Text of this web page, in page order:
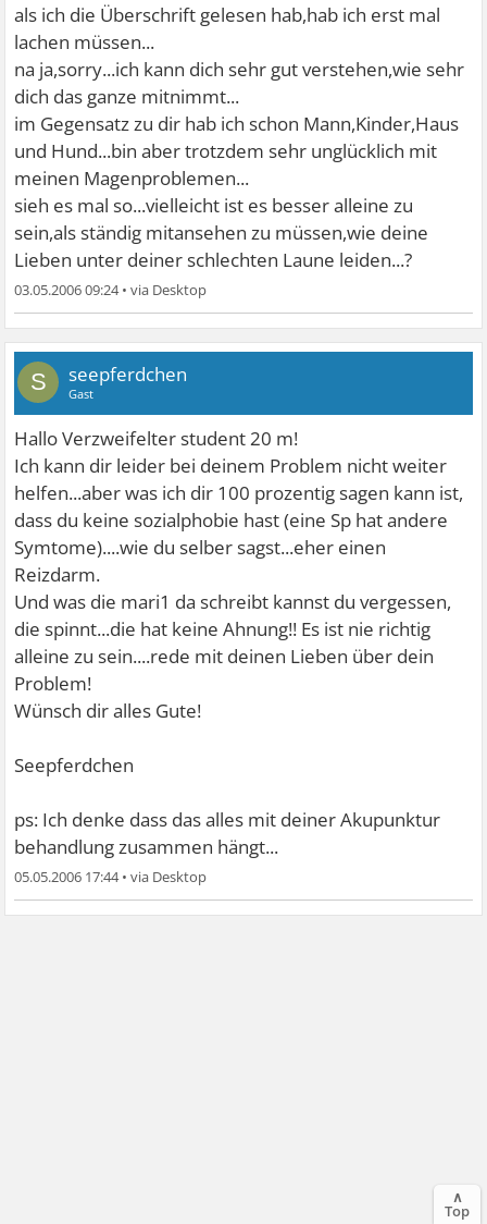
als ich die Überschrift gelesen hab,hab ich erst mal
lachen müssen...
na ja,sorry...ich kann dich sehr gut verstehen,wie sehr
dich das ganze mitnimmt...
im Gegensatz zu dir hab ich schon Mann,Kinder,Haus
und Hund...bin aber trotzdem sehr unglücklich mit
meinen Magenproblemen...
sieh es mal so...vielleicht ist es besser alleine zu
sein,als ständig mitansehen zu müssen,wie deine
Lieben unter deiner schlechten Laune leiden...?
03.05.2006 09:24•
S seepferdchen
Gast
Hallo Verzweifelter student 20 m!
Ich kann dir leider bei deinem Problem nicht weiter
helfen...aber was ich dir 100 prozentig sagen kann ist,
dass du keine sozialphobie hast (eine Sp hat andere
Symtome)....wie du selber sagst...eher einen
Reizdarm.
Und was die mari1 da schreibt kannst du vergessen,
die spinnt...die hat keine Ahnung!! Es ist nie richtig
alleine zu sein....rede mit deinen Lieben über dein
Problem!
Wünsch dir alles Gute!
Seepferdchen
ps: Ich denke dass das alles mit deiner Akupunktur
behandlung zusammen hängt...
05.05.2006 17:44•
∧
Top